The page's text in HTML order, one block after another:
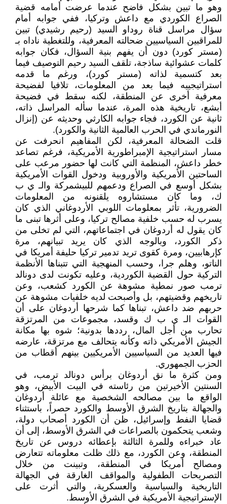
وهو ما تبين بشكل فاضح عندما عرضت أمامه قضية
الصراع الكوردي مع داعش وتركيا، ففي جوابه أمام
سؤال مراسل قناة روداو السيد (رحيم رشيدي) تبين
للمراقبين السياسيين ضحالته المعرفية، وللتغطية ناداه بـ
(مستر كورد) دون أن يفهم بنية السؤال، فكان جوابه
كلمات عشوائية ساذجة، تلقف السيد رحيم التوصيف فيما
بعد كتسمية لذاته (مستر كورد)، ورغم ما قدمه
استراتيجييه فيما بعد من المعلومات، تلافيا لفضيحة
معرفية أخرى عن المنطقة، لكنه سقط في فضيحة
أبشع، تاريخية هذه المرة، عندما سأله المراسل ذاته،
ثانية عن الكورد، فجاء جوابه الكارثي وحديثه عن (إنزال
النورماندي في الحرب العالمية الثانية والكورد).
قلت الضحالة المعرفية، لكن المفاهيم انحرفت عن
مسار استراتيجية الإمبراطورية الأمريكية، فرغم تصاعد
خطر داعش، المنظمة التي كانت لها حضور مرعب على
الساحتين الأمريكية والأوروبية ودخول القوات الأمريكية
بشكل أوسع في الصراع ودعمهم للبيشمركة والـ ي ب
ك، وما كان مستشاروه يلقنونه من المعلومات
الضرورية، تأثر بمعلومات اللوبي الأردوغاني الذي كان
يسرب له حسب خلفية مصالح تركيا، وعلى أثرها تبنى ما
كان يقول له أردوغان في اجتماعاتهم، التي لم تخلى من
ذكر الكورد، وبالوجه الذي كان يريد تبيانهم، مرة
كإرهابيين، ومرة كقوى تريد تدمير تركيا حليفة أمريكا في
الناتو، وهلم جرا، وحسب المنهجية التي تتبناها الأنظمة
التركية حول القضية الكوردية، وعليه تكونت لدى دونالد
ترمب صور نمطية مشوهة عن الكورد كشعب، وعن
تاريخهم وقضيتهم، بل وأصبحت لديه خلفيات مشوهة عن
حربهم ضد داعش، تبناها كما شرحها أردوغان على أن
القوات الـ ي ب ك وقسد، مجموعات من المرتزقة
تحارب من أجل المال، رددها بدونية؛ شوه بها مكانة
الجيش الأمريكي ذاته وكأنه يتحالف مع مرتزقة، عارضه
فيها العديد من السياسيين الأمريكيين بينهم أقطاب من
الحزب الجمهوري.
ومن كثرة ما نق أردوغان برأس دونالد ترمب، في
السنتين الأخيرتين من رئاسته في البيت الأبيض، وهو
الواقع ما بين مصالحه الشخصية مع عائلة أردوغان
والجهالة بتاريخ الشرق الأوسط والكورد حصراً، باستثناء
قضايا النفط وإسرائيل، ظن أن الكورد أصحاب دولة،
وشعب يتحكمون بالصراعات في الشرق الأوسط، إلى أن
عاد خبراءه وللمرة الثالثة بإعطائه دروس عن تاريخ
المنطقة، وعن الكورد، مع ذلك ظلت معلوماته تتعارض
ومصالح أمريكا في المنطقة، وتبينت من خلال
التصريحات الطفولية والمواقف الغارقة في الجهالة
التاريخية والسياسية والعسكرية، والتي أثرت على
الإستراتيجية الأمريكية في الشرق الأوسط.